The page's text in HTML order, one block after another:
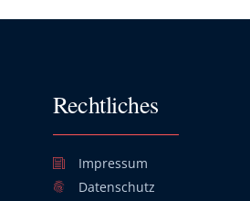
Rechtliches
Impressum
Datenschutz